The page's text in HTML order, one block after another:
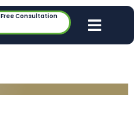
Free Consultation